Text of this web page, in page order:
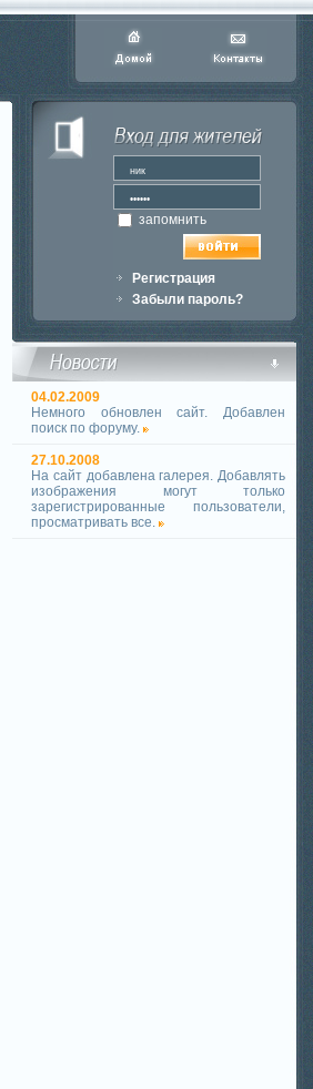
запомнить
Регистрация
Забыли пароль?
04.02.2009
Немного обновлен сайт. Добавлен
поиск по форуму.
27.10.2008
На сайт добавлена галерея. Добавлять
изображения могут только
зарегистрированные пользователи,
просматривать все.